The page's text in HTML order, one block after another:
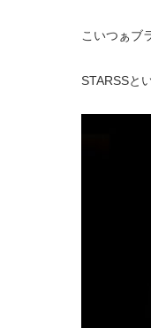
こいつぁブ
STARSSと